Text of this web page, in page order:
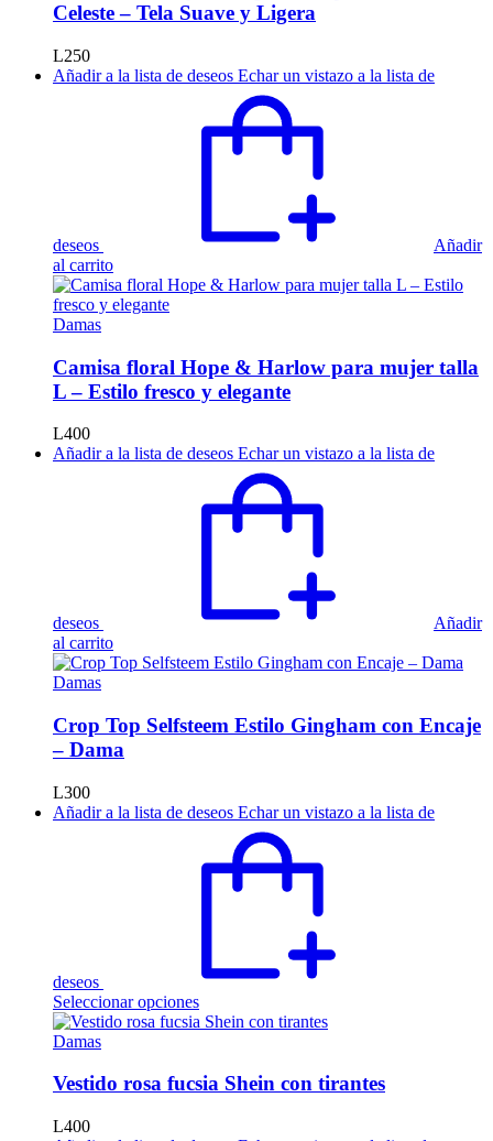
opciones
se
en
página
de
Celeste – Tela Suave y Ligera
L250
Añadir a la lista de deseos Echar un vistazo a la lista de
deseos
Añadir
al carrito
Damas
Camisa floral Hope & Harlow para mujer talla
L – Estilo fresco y elegante
L400
Añadir a la lista de deseos Echar un vistazo a la lista de
deseos
Añadir
al carrito
Damas
Crop Top Selfsteem Estilo Gingham con Encaje
– Dama
L300
Añadir a la lista de deseos Echar un vistazo a la lista de
deseos
Seleccionar opcionesEste
producto
variantes.
Damas
Vestido rosa fucsia Shein con tirantes
L400